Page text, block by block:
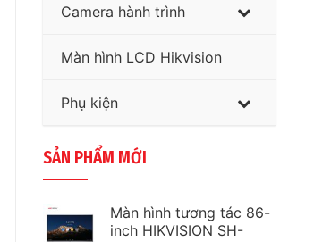
Camera hành trình
Màn hình LCD Hikvision
Phụ kiện
SẢN PHẨM MỚI
Màn hình tương tác 86-
inch HIKVISION SH-